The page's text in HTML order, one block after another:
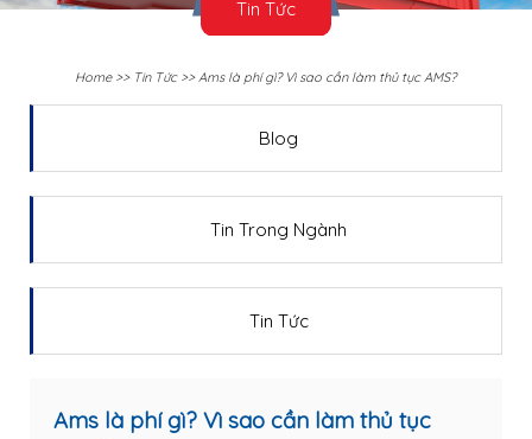
Tin Tức
Home>> Tin Tức>>Ams là phí gì? Vì sao cần làm thủ tục AMS?
Blog
Tin Trong Ngành
Tin Tức
Ams là phí gì? Vì sao cần làm thủ tục